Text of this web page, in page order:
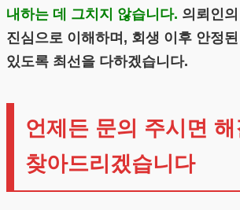
내하는 데 그치지 않습니다. 의뢰인
진심으로 이해하며, 회생 이후 안정
있도록 최선을 다하겠습니다.
언제든 문의 주시면
찾아드리겠습니다